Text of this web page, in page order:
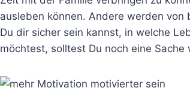
ausleben können. Andere werden
Du dir sicher sein kannst, in welche
möchtest, solltest Du noch eine Sache